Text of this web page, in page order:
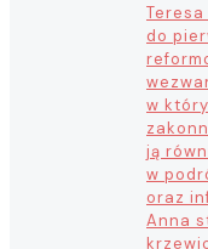
do
w
ją
w
oraz
Anna